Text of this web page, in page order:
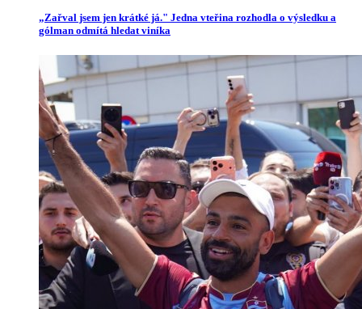
„Zařval jsem jen krátké já." Jedna vteřina rozhodla o výsledku a
gólman odmítá hledat viníka